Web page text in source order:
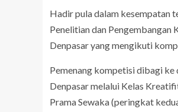
Hadir pula dalam kesempatan
Penelitian dan
Denpasar yang mengikuti
Pemenang kompetisi dibagi
Denpasar melalui Kelas
Prama Sewaka (peringkat